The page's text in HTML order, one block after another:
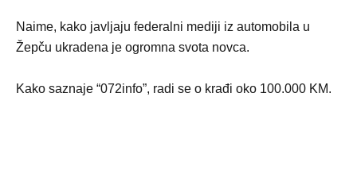
Naime, kako javljaju federalni mediji iz automobila u
Žepču ukradena je ogromna svota novca.
Kako saznaje “072info”, radi se o krađi oko 100.000 KM.